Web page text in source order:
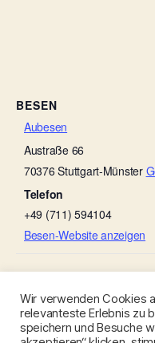
BESEN
Aubesen
Austraße 66
70376 Stuttgart-Münster
Telefon
+49 (711) 594104
Besen-Website anzeigen
Wir verwenden Cookies
relevanteste Erlebnis zu
speichern und Besuche